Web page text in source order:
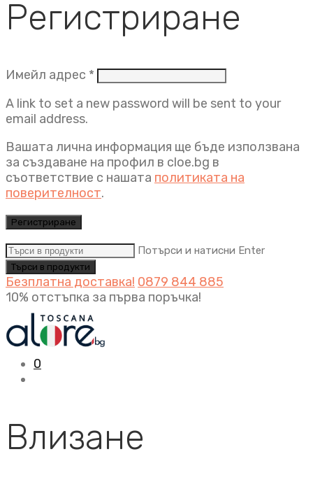
Регистриране
Имейл адрес * Задължително
A link to set a new password will be sent to your
email address.
Вашата лична информация ще бъде използвана
за създаване на профил в cloe.bg в
съответствие с нашата политиката на
поверителност.
Регистриране
Потърси и натисни Enter
Безплатна доставка! 0879 844 885
10% отстъпка за първа поръчка!
0
Влизане